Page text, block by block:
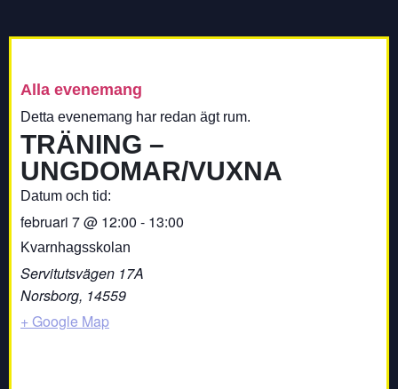
Alla evenemang
Detta evenemang har redan ägt rum.
TRÄNING –
UNGDOMAR/VUXNA
Datum och tid:
februari 7@ 12:00 - 13:00
Kvarnhagsskolan
Servitutsvägen 17A
Norsborg, 14559
+ Google Map